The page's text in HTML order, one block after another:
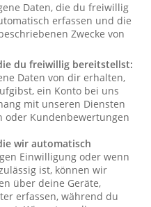
Daten, die du freiwillig
erfassen und die
Zwecke von
du freiwillig bereitstellst:
Daten von dir erhalten,
ein Konto bei uns
mit unseren Diensten
oder Kundenbewertungen
wir automatisch
Einwilligung oder wenn
ist, können wir
über deine Geräte,
erfassen, während du